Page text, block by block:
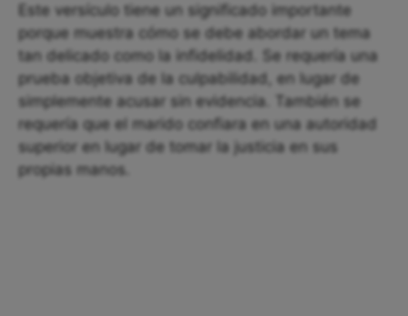
Este versículo tiene un significado importante
porque muestra cómo se debe abordar un tema
tan delicado como la infidelidad. Se requería una
prueba objetiva de la culpabilidad, en lugar de
simplemente acusar sin evidencia. También se
requería que el marido confiara en una autoridad
superior en lugar de tomar la justicia en sus
propias manos.